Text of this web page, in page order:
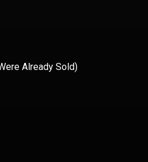
Already Sold)